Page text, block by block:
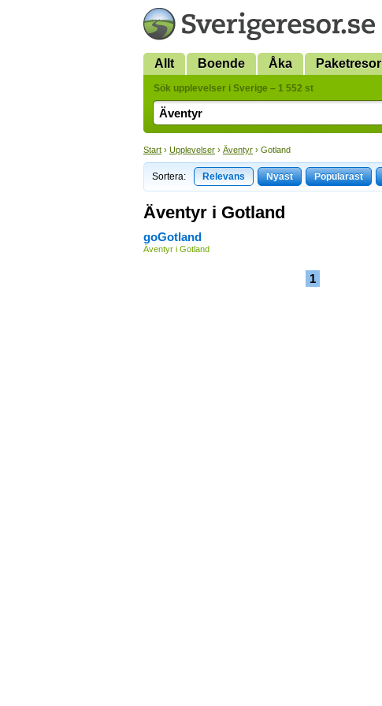
Allt Boende Åka Paketresor
Sök upplevelser i Sverige – 1 552 st
Start › Upplevelser › Äventyr › Gotland
Sortera: Relevans Nyast Populärast
Äventyr i Gotland
goGotland
Äventyr i Gotland
1